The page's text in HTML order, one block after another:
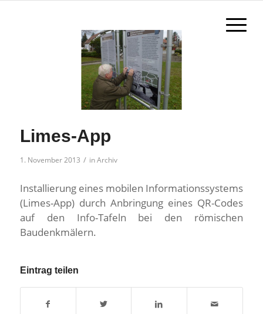
Limes-App
1. November 2013 / inArchiv
Installierung eines mobilen Informationssystems
(Limes-App) durch Anbringung eines QR-Codes
auf den Info-Tafeln bei den römischen
Baudenkmälern.
Eintrag teilen